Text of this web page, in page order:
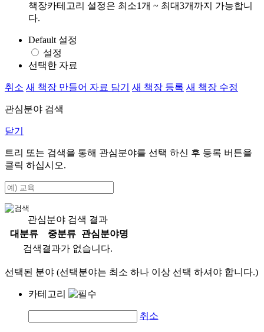
책장카테고리 설정은 최소1개 ~ 최대3개까지 가능합니
다.
Default 설정
설정
선택한 자료
취소 새 책장 만들어 자료 담기 새 책장 등록 새 책장 수정
관심분야 검색
닫기
트리 또는 검색을 통해 관심분야를 선택 하신 후 등록 버튼을
클릭 하십시오.
관심분야 검색 결과
대분류
중분류
관심분야명
검색결과가 없습니다.
선택된 분야 (선택분야는 최소 하나 이상 선택 하셔야 합니다.)
카테고리
취소